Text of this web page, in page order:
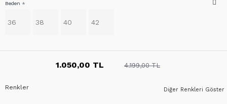
1.050,00 TL 4.199,00 TL
Beden
36 38 40 42
Diğer Renkleri Göster
Renkler